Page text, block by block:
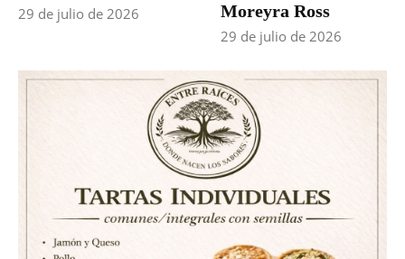
29 de julio de 2026
Moreyra Ross
29 de julio de 2026